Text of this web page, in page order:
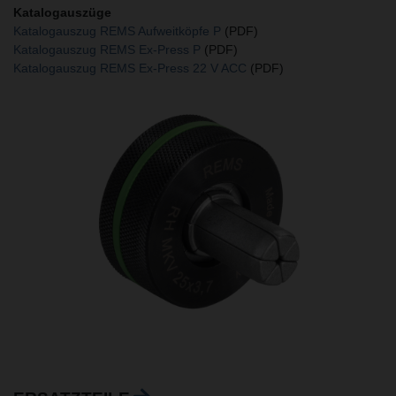
Katalogauszüge
Katalogauszug REMS Aufweitköpfe P (PDF)
Katalogauszug REMS Ex-Press P (PDF)
Katalogauszug REMS Ex-Press 22 V ACC (PDF)